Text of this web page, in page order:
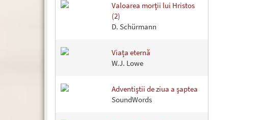
Valoarea morţii lui Hristos
(2)
D. Schürmann
Viața eternă
W.J. Lowe
Adventiştii de ziua a şaptea
SoundWords